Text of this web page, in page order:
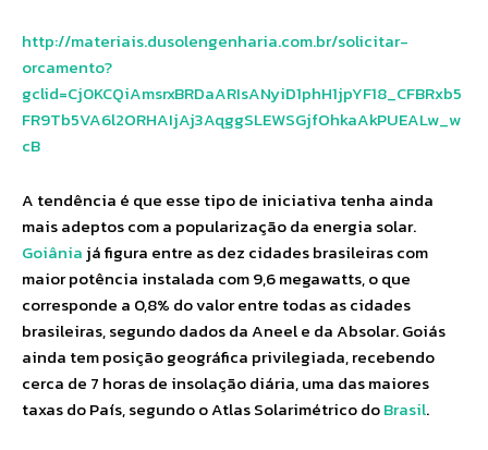
http://materiais.dusolengenharia.com.br/solicitar-
orcamento?
gclid=Cj0KCQiAmsrxBRDaARIsANyiD1phH1jpYF18_CFBRxb5
FR9Tb5VA6l2ORHAIjAj3AqggSLEWSGjfOhkaAkPUEALw_w
cB
A tendência é que esse tipo de iniciativa tenha ainda
mais adeptos com a popularização da energia solar.
Goiânia já figura entre as dez cidades brasileiras com
maior potência instalada com 9,6 megawatts, o que
corresponde a 0,8% do valor entre todas as cidades
brasileiras, segundo dados da Aneel e da Absolar. Goiás
ainda tem posição geográfica privilegiada, recebendo
cerca de 7 horas de insolação diária, uma das maiores
taxas do País, segundo o Atlas Solarimétrico doBrasil.